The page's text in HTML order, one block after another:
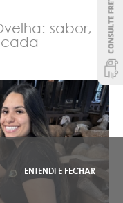
sabor,
ENTENDI E FECHAR